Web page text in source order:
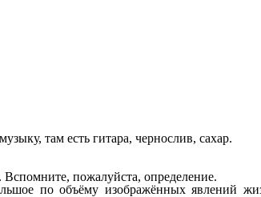
там есть гитара, чернослив, сахар.
пожалуйста, определение.
по объёму изображённых явлений